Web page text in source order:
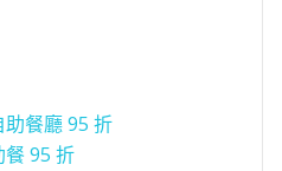
餐廳 95 折
95 折